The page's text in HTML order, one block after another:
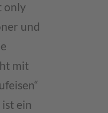
only
und
mit
ein